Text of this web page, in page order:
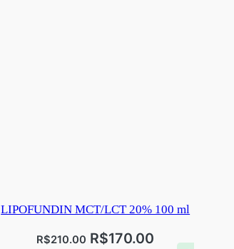
LIPOFUNDIN MCT/LCT 20% 100 ml
R$210.00 R$170.00